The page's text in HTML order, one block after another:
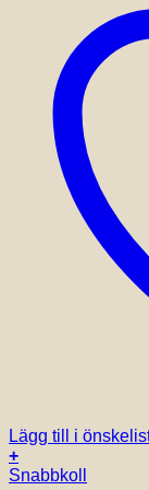
Lägg till i
+
Den
Snabbkoll